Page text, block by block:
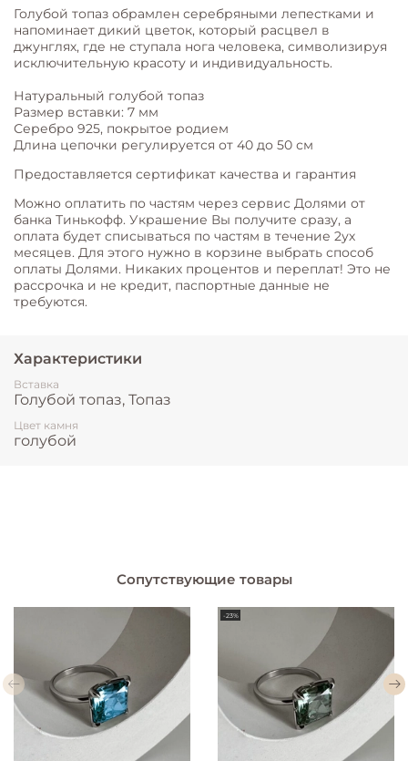
Голубой топаз обрамлен серебряными лепестками и
напоминает дикий цветок, который расцвел в
джунглях, где не ступала нога человека, символизируя
исключительную красоту и индивидуальность.
Натуральный голубой топаз
Размер вставки: 7 мм
Серебро 925, покрытое родием
Длина цепочки регулируется от 40 до 50 см
Предоставляется сертификат качества и гарантия
Можно оплатить по частям через сервис Долями от
банка Тинькофф. Украшение Вы получите сразу, а
оплата будет списываться по частям в течение 2ух
месяцев. Для этого нужно в корзине выбрать способ
оплаты Долями. Никаких процентов и переплат! Это не
рассрочка и не кредит, паспортные данные не
требуются.
Характеристики
Вставка
Голубой топаз, Топаз
Цвет камня
голубой
Сопутствующие товары
-23%